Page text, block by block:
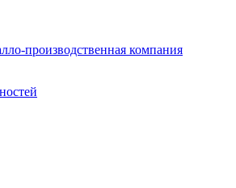
производственная компания